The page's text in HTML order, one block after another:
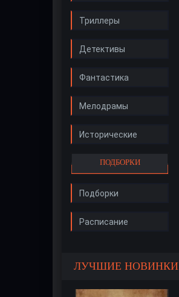
Триллеры
Детективы
Фантастика
Мелодрамы
Исторические
ПОДБОРКИ
Подборки
Расписание
ЛУЧШИЕ НОВИНКИ